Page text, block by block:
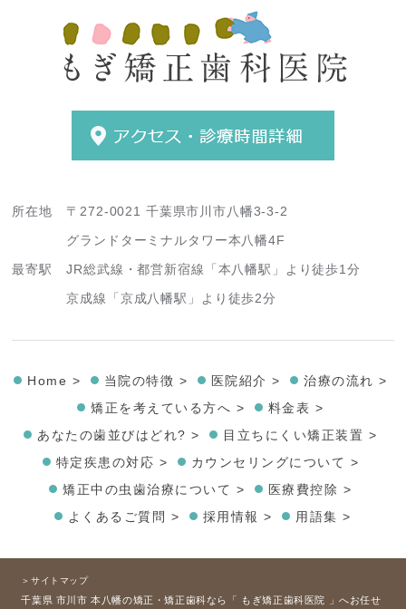
所在地
〒272-0021 千葉県市川市八幡3-3-2
グランドターミナルタワー本八幡4F
最寄駅
JR総武線・都営新宿線「本八幡駅」より徒歩1分
京成線「京成八幡駅」より徒歩2分
Home > 当院の特徴 > 医院紹介 >
治療の流れ >
矯正を考えている方へ >
料金表 >
あなたの歯並びはどれ? >
目立ちにくい矯正装置 >
特定疾患の対応 >
カウンセリングについて >
矯正中の虫歯治療について >
医療費控除 >
よくあるご質問 >
採用情報 > 用語集 >
＞サイトマップ
千葉県 市川市 本八幡の矯正・矯正歯科なら「 もぎ矯正歯科医院 」へお任せ